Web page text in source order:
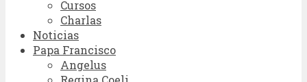
Cursos
Charlas
Noticias
Papa Francisco
Angelus